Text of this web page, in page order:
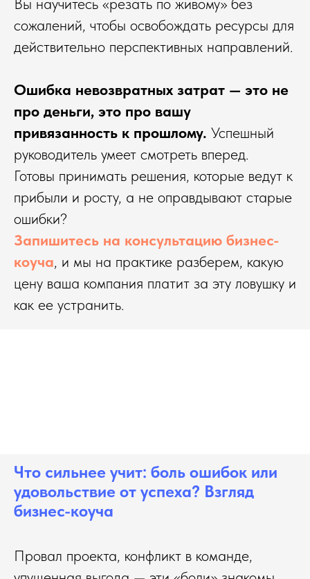
сожалений, чтобы освобождать ресурсы для
действительно перспективных направлений.
Ошибка невозвратных затрат — это не
про деньги, это про вашу
привязанность к прошлому. Успешный
руководитель умеет смотреть вперед.
Готовы принимать решения, которые ведут к
прибыли и росту, а не оправдывают старые
ошибки?
Запишитесь на консультацию бизнес-
коуча, и мы на практике разберем, какую
цену ваша компания платит за эту ловушку и
как ее устранить.
Что сильнее учит: боль ошибок или
удовольствие от успеха? Взгляд
бизнес-коуча
Провал проекта, конфликт в команде,